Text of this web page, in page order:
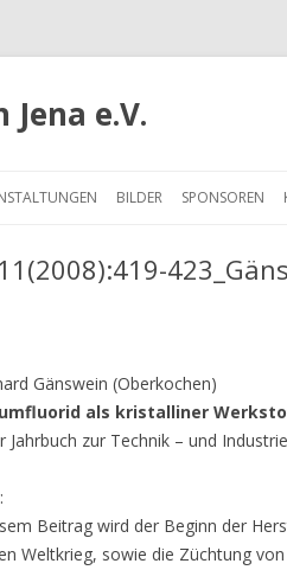
e.V.
zum
BILDER SPONSOREN
Gänswein (Oberkochen)
als kristalliner
Jahrbuch zur Technik – und
Beitrag wird der Beginn der
Weltkrieg, sowie die Züchtung